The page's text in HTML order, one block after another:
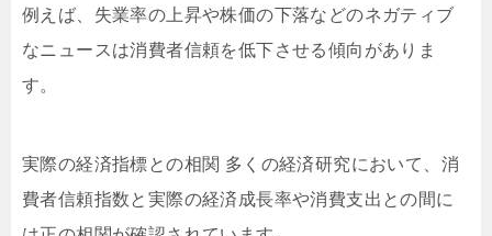
例えば、失業率の上昇や株価の下落などのネガティブ
なニュースは消費者信頼を低下させる傾向がありま
す。
実際の経済指標との相関 多くの経済研究において、消
費者信頼指数と実際の経済成長率や消費支出との間に